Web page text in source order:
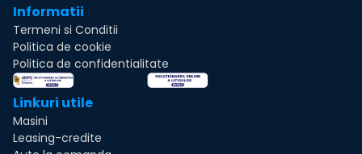
Informatii
Termeni si Conditii
Politica de cookie
Politica de confidentialitate
Linkuri utile
Masini
Leasing-credite